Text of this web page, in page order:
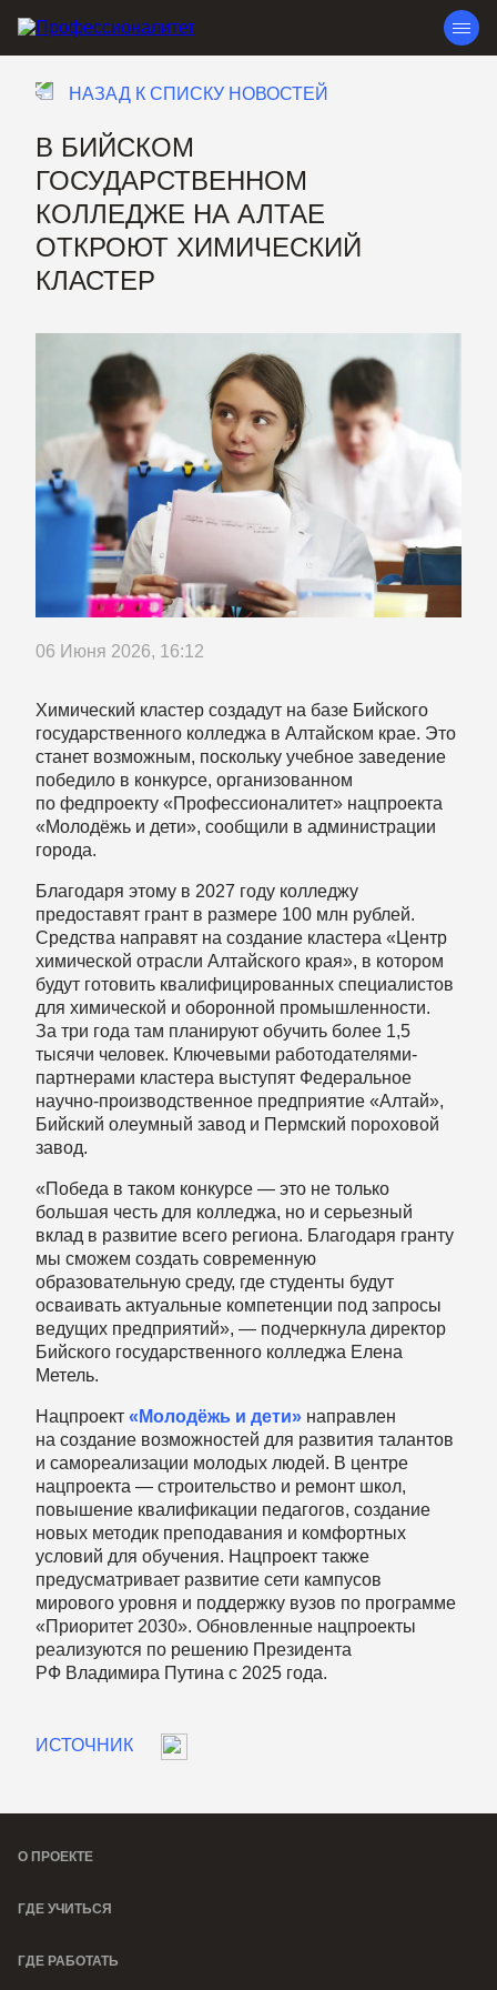
НАЗАД К СПИСКУ НОВОСТЕЙ
В БИЙСКОМ
ГОСУДАРСТВЕННОМ
КОЛЛЕДЖЕ НА АЛТАЕ
ОТКРОЮТ ХИМИЧЕСКИЙ
КЛАСТЕР
06 Июня 2026, 16:12
Химический кластер создадут на базе Бийского
государственного колледжа в Алтайском крае. Это
станет возможным, поскольку учебное заведение
победило в конкурсе, организованном
по федпроекту «Профессионалитет» нацпроекта
«Молодёжь и дети», сообщили в администрации
города.
Благодаря этому в 2027 году колледжу
предоставят грант в размере 100 млн рублей.
Средства направят на создание кластера «Центр
химической отрасли Алтайского края», в котором
будут готовить квалифицированных специалистов
для химической и оборонной промышленности.
За три года там планируют обучить более 1,5
тысячи человек. Ключевыми работодателями-
партнерами кластера выступят Федеральное
научно-производственное предприятие «Алтай»,
Бийский олеумный завод и Пермский пороховой
завод.
«Победа в таком конкурсе — это не только
большая честь для колледжа, но и серьезный
вклад в развитие всего региона. Благодаря гранту
мы сможем создать современную
образовательную среду, где студенты будут
осваивать актуальные компетенции под запросы
ведущих предприятий», — подчеркнула директор
Бийского государственного колледжа Елена
Метель.
Нацпроект «Молодёжь и дети» направлен
на создание возможностей для развития талантов
и самореализации молодых людей. В центре
нацпроекта — строительство и ремонт школ,
повышение квалификации педагогов, создание
новых методик преподавания и комфортных
условий для обучения. Нацпроект также
предусматривает развитие сети кампусов
мирового уровня и поддержку вузов по программе
«Приоритет 2030». Обновленные нацпроекты
реализуются по решению Президента
РФ Владимира Путина с 2025 года.
ИСТОЧНИК
О ПРОЕКТЕ
ГДЕ УЧИТЬСЯ
ГДЕ РАБОТАТЬ